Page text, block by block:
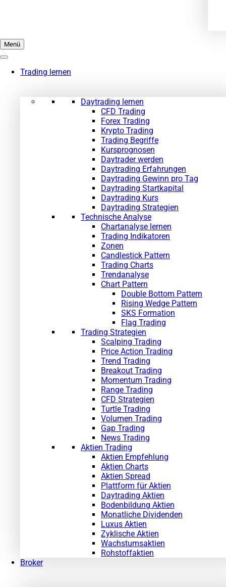
Menü
Trading lernen
Daytrading lernen
CFD Trading
Forex Trading
Krypto Trading
Trading Begriffe
Kursprognosen
Daytrader werden
Daytrading Erfahrungen
Daytrading Gewinn pro Tag
Daytrading Startkapital
Daytrading Kurs
Daytrading Strategien
Technische Analyse
Chartanalyse lernen
Trading Indikatoren
Zonen
Candlestick Pattern
Trading Charts
Trendanalyse
Chart Pattern
Double Bottom Pattern
Rising Wedge Pattern
SKS Formation
Flag Trading
Trading Strategien
Scalping Trading
Price Action Trading
Trend Trading
Breakout Trading
Momentum Trading
Range Trading
CFD Strategien
Turtle Trading
Volumen Trading
Gap Trading
News Trading
Aktien Trading
Aktien Empfehlung
Aktien Charts
Aktien Spread
Plattform für Aktien
Daytrading Aktien
Bodenbildung Aktien
Monatliche Dividenden
Luxus Aktien
Zyklische Aktien
Wachstumsaktien
Rohstoffaktien
Broker